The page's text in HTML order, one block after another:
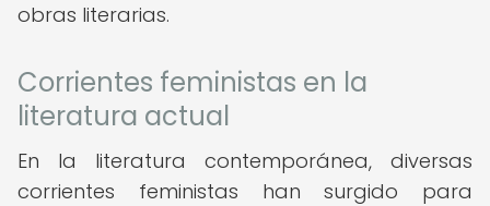
obras literarias.
Corrientes feministas en la
literatura actual
En la literatura contemporánea, diversas
corrientes feministas han surgido para